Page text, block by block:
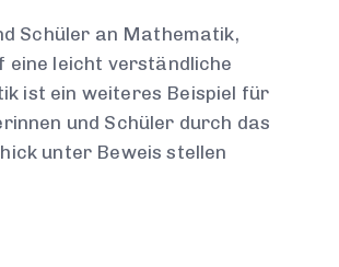
Schüler an Mathematik,
eine leicht verständliche
ist ein weiteres Beispiel für
und Schüler durch das
unter Beweis stellen